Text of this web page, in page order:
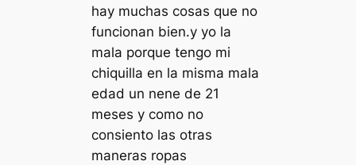
hay muchas cosas que no
funcionan bien.y yo la
mala porque tengo mi
chiquilla en la misma mala
edad un nene de 21
meses y como no
consiento las otras
maneras ropas